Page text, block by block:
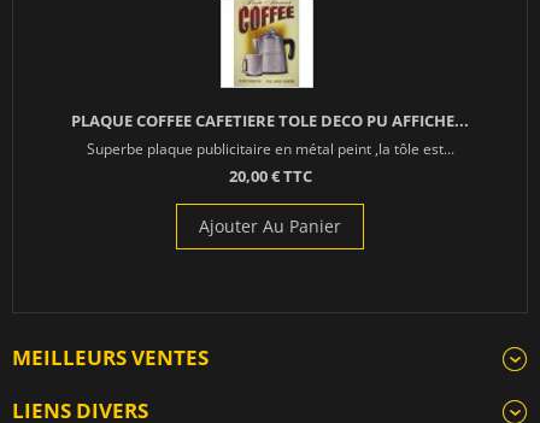
PLAQUE COFFEE CAFETIERE TOLE DECO PU AFFICHE...
Superbe plaque publicitaire en métal peint ,la tôle est...
20,00 € TTC
Ajouter Au Panier
MEILLEURS VENTES
LIENS DIVERS